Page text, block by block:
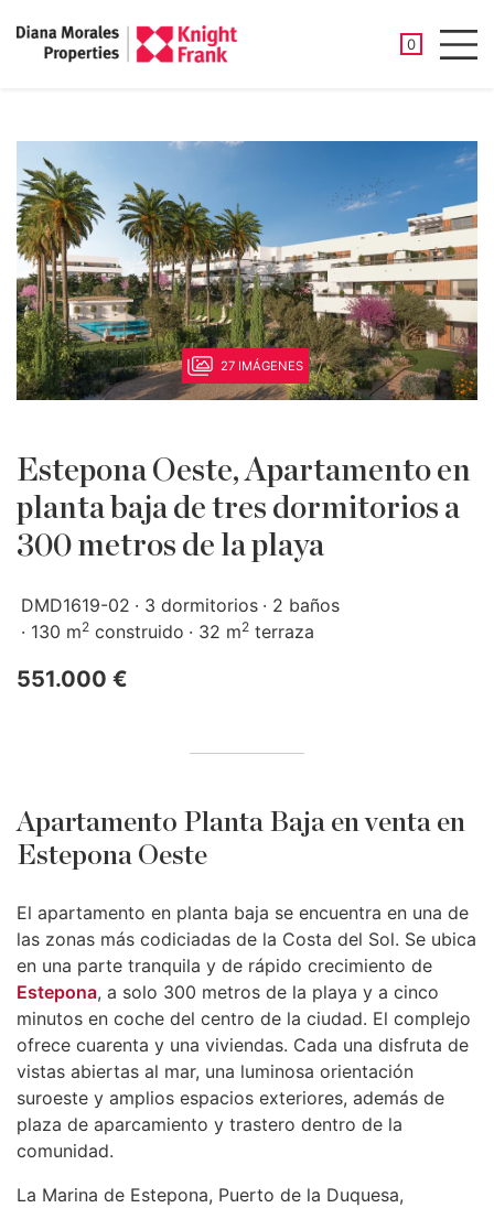
0
27 IMÁGENES
Estepona Oeste, Apartamento en
planta baja de tres dormitorios a
300 metros de la playa
DMD1619-02 3 dormitorios
2 baños
130 m2 construido 32 m2 terraza
551.000 €
Apartamento Planta Baja en venta en
Estepona Oeste
El apartamento en planta baja se encuentra en una de
las zonas más codiciadas de la Costa del Sol. Se ubica
en una parte tranquila y de rápido crecimiento de
Estepona, a solo 300 metros de la playa y a cinco
minutos en coche del centro de la ciudad. El complejo
ofrece cuarenta y una viviendas. Cada una disfruta de
vistas abiertas al mar, una luminosa orientación
suroeste y amplios espacios exteriores, además de
plaza de aparcamiento y trastero dentro de la
comunidad.
La Marina de Estepona, Puerto de la Duquesa,